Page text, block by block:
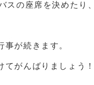
スの座席を決めたり
が続きます。
がんばりましょう！